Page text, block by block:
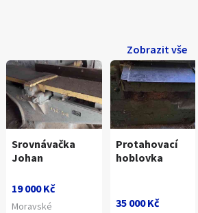
Zobrazit vše
Srovnávačka
Johan
19 000 Kč
Moravské
Protahovací
hoblovka
35 000 Kč